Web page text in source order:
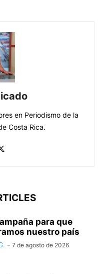
en Periodismo de la
Costa Rica.
para que
nuestro país
- 7 de agosto de 2026